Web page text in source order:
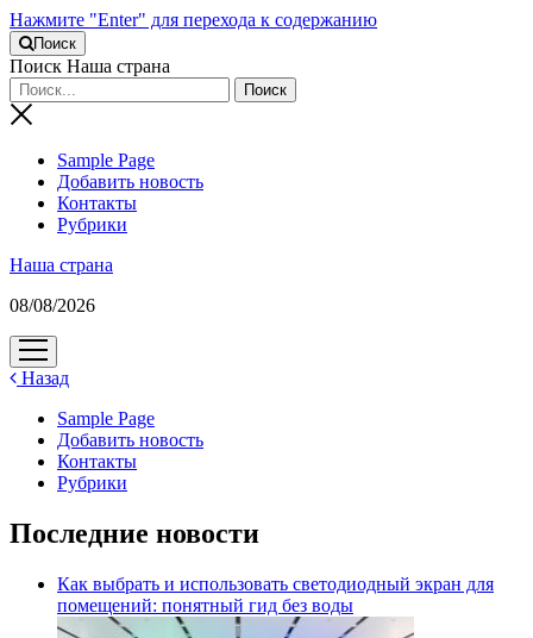
Нажмите "Enter" для перехода к содержанию
Поиск
Поиск Наша страна
Sample Page
Добавить новость
Контакты
Рубрики
Наша страна
08/08/2026
открыть
меню
Назад
Sample Page
Добавить новость
Контакты
Рубрики
Последние новости
Как выбрать и использовать светодиодный экран для
помещений: понятный гид без воды